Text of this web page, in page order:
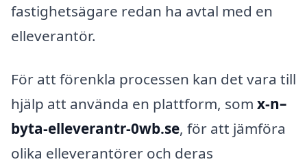
fastighetsägare redan ha avtal med en
elleverantör.
För att förenkla processen kan det vara till
hjälp att använda en plattform, som x-n–
byta-elleverantr-0wb.se, för att jämföra
olika elleverantörer och deras